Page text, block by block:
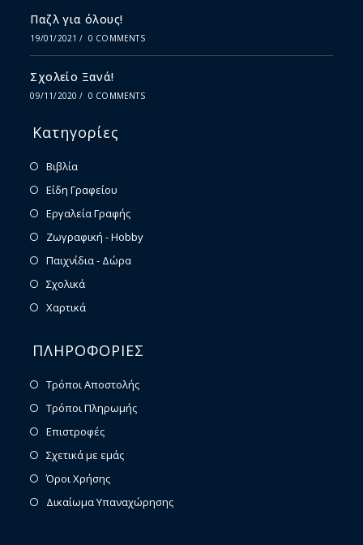
Παζλ για όλους!
19/01/2021 / 0 COMMENTS
Σχολείο Ξανά!
09/11/2020 / 0 COMMENTS
Κατηγορίες
Βιβλία
Είδη Γραφείου
Εργαλεία Γραφής
Ζωγραφική - Hobby
Παιχνίδια - Δώρα
Σχολικά
Χαρτικά
ΠΛΗΡΟΦΟΡΙΕΣ
Τρόποι Αποστολής
Τρόποι Πληρωμής
Επιστροφές
Σχετικά με εμάς
Όροι Χρήσης
Δικαίωμα Υπαναχώρησης